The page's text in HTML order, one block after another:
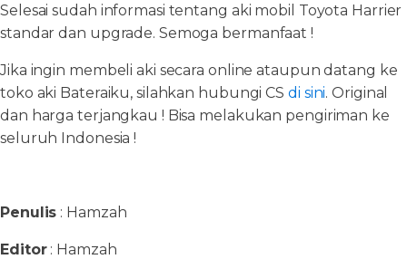
Selesai sudah informasi tentang aki mobil Toyota Harrier
standar dan upgrade. Semoga bermanfaat !
Jika ingin membeli aki secara online ataupun datang ke
toko aki Bateraiku, silahkan hubungi CS di sini. Original
dan harga terjangkau ! Bisa melakukan pengiriman ke
seluruh Indonesia !
Penulis : Hamzah
Editor: Hamzah